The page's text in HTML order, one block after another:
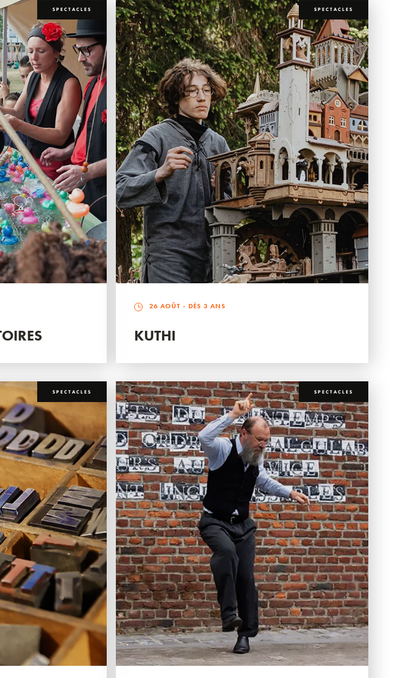
SPECTACLES SPECTACLES
26 AOÛT - DÈS 3 ANS
KUTHI
SPECTACLES SPECTACLES